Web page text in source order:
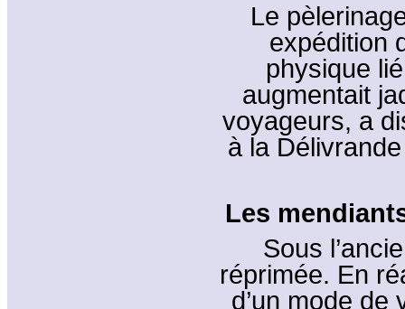
Le
expédition
physique
augmentait
voyageurs, a
à la
Les
Sous
réprimée. En
d’un mode